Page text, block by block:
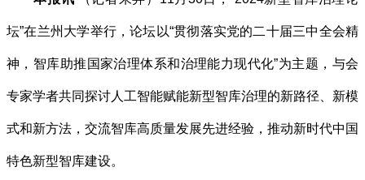
坛”在兰州大学举行，论坛以“贯彻落实党的二十届三中全会精
神，智库助推国家治理体系和治理能力现代化”为主题，与会
专家学者共同探讨人工智能赋能新型智库治理的新路径、新模
式和新方法，交流智库高质量发展先进经验，推动新时代中国
特色新型智库建设。